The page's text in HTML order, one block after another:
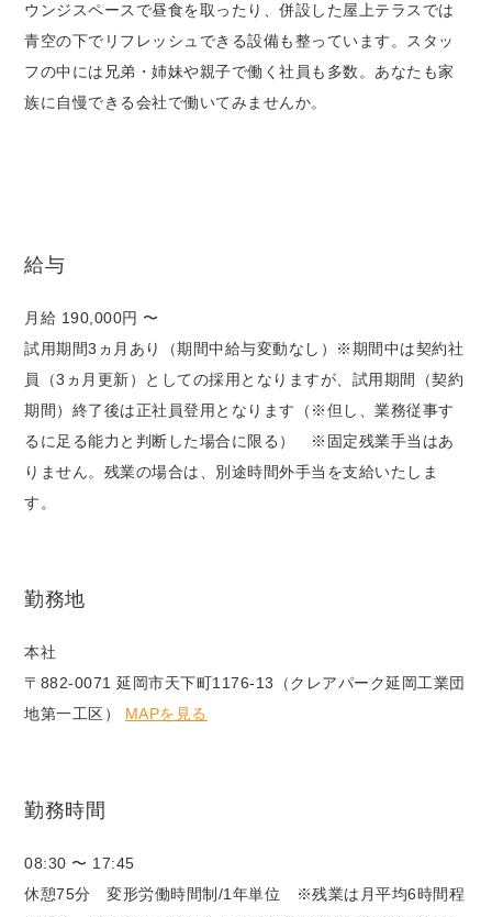
ウンジスペースで昼食を取ったり、併設した屋上テラスでは
青空の下でリフレッシュできる設備も整っています。スタッ
フの中には兄弟・姉妹や親子で働く社員も多数。あなたも家
族に自慢できる会社で働いてみませんか。
給与
月給 190,000円 〜
試用期間3ヵ月あり（期間中給与変動なし）※期間中は契約社
員（3ヵ月更新）としての採用となりますが、試用期間（契約
期間）終了後は正社員登用となります（※但し、業務従事す
るに足る能力と判断した場合に限る） ※固定残業手当はあ
りません。残業の場合は、別途時間外手当を支給いたしま
す。
勤務地
本社
〒882-0071 延岡市天下町1176-13（クレアパーク延岡工業団
地第一工区） MAPを見る
勤務時間
08:30 〜 17:45
休憩75分 変形労働時間制/1年単位 ※残業は月平均6時間程